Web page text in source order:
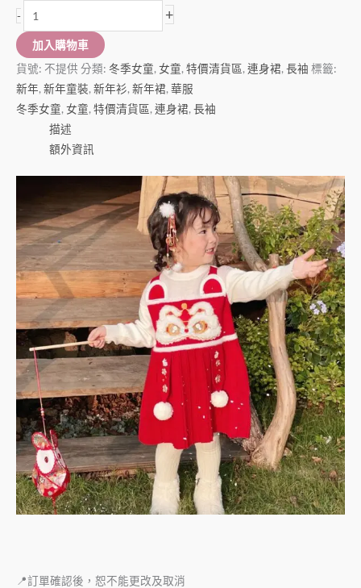
- +
加入購物車
貨號: 不提供 分類: 冬季女童,女童,特價清貨區,連身裙,長袖 標籤:
新年,新年童裝,新年衫,新年裙,華服
冬季女童,女童,特價清貨區,連身裙,長袖
描述
額外資訊
📍訂單確認後，恕不能更改及取消